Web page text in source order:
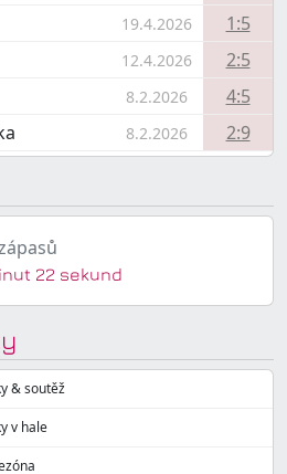
19.4.2026 1:5
12.4.2026 2:5
8.2.2026 4:5
8.2.2026 2:9
22 sekund
& soutěž
v hale